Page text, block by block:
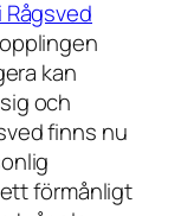
kan
och
finns nu
förmånligt